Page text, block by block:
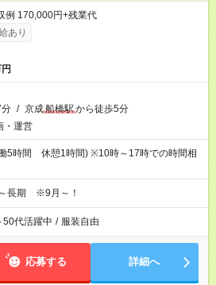
170,000円+残業代
あり
/ 京成船橋駅から徒歩5分
・運営
5時間 休憩1時間) ※10時～17時での時間相
長期 ※9月～！
50代活躍中 / 服装自由
応募する 詳細へ